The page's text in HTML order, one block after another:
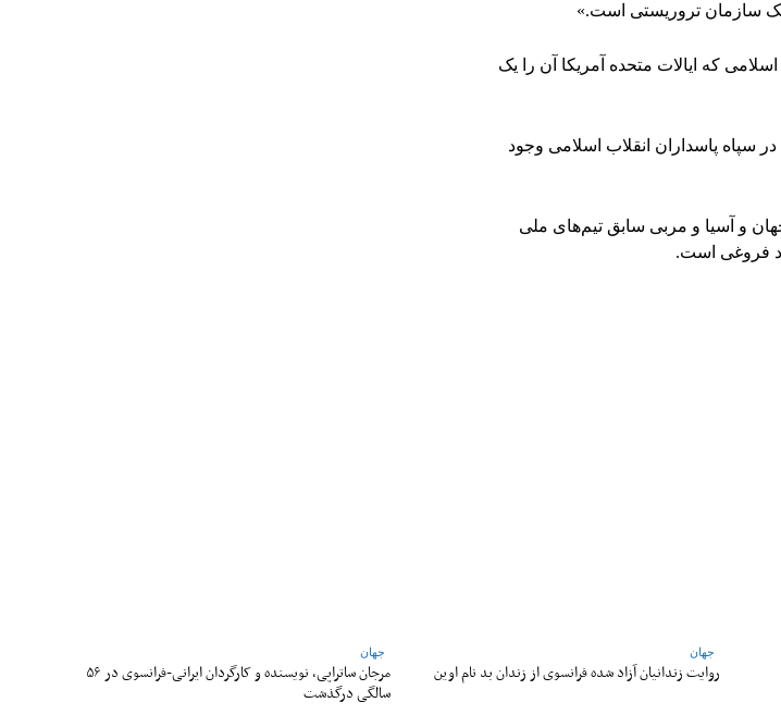
که ایالات متحده آمریکا آن را یک
پاسداران انقلاب اسلامی وجود
و آسیا و مربی سابق تیم‌های ملی
جهان
مرجان ساتراپی، نویسنده و کارگردان ایرانی-فرانسوی در ۵۶
سالگی درگذشت
جهان
روایت زندانیان آزاد شده فرانسوی از زندان ‌بد نام اوین